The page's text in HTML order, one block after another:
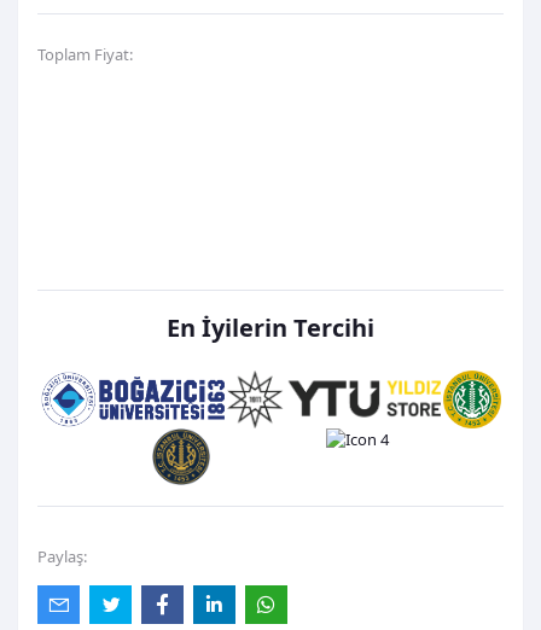
Toplam Fiyat:
En İyilerin Tercihi
Paylaş: